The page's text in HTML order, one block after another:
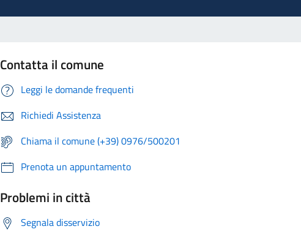
Contatta il comune
Leggi le domande frequenti
Richiedi Assistenza
Chiama il comune (+39) 0976/500201
Prenota un appuntamento
Problemi in città
Segnala disservizio